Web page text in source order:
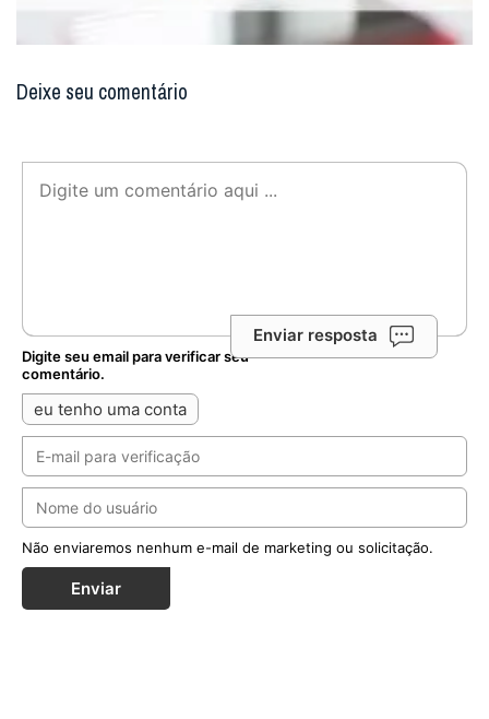
Deixe seu comentário
Enviar resposta
Digite seu email para verificar seu
comentário.
eu tenho uma conta
Não enviaremos nenhum e-mail de marketing ou solicitação.
Enviar